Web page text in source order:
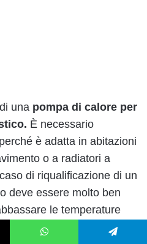
una pompa di calore per
È necessario
è adatta in abitazioni
o a radiatori a
di riqualificazione di un
deve essere molto ben
le temperature